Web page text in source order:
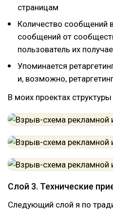
страницам
Количество сообщений
сообщений от
пользователь их
Упоминается
и, возможно,
В моих проектах
Слой 3. Технические
Следующий слой я по